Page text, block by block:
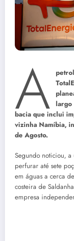
A largo
bacia que inclui
vizinha Namíbia,
de Agosto.
Segundo noticiou, a
perfurar até sete
em águas a cerca
costeira de
empresa